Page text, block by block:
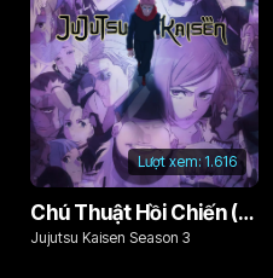
Lượt xem: 1.616
Chú Thuật Hồi Chiến (Phần 3)
Jujutsu Kaisen Season 3